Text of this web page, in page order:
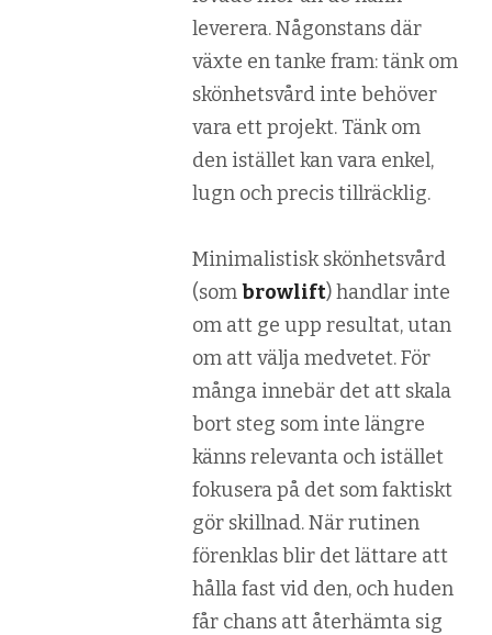
leverera. Någonstans där
växte en tanke fram: tänk om
skönhetsvård inte behöver
vara ett projekt. Tänk om
den istället kan vara enkel,
lugn och precis tillräcklig.
Minimalistisk skönhetsvård
(sombrowlift) handlar inte
om att ge upp resultat, utan
om att välja medvetet. För
många innebär det att skala
bort steg som inte längre
känns relevanta och istället
fokusera på det som faktiskt
gör skillnad. När rutinen
förenklas blir det lättare att
hålla fast vid den, och huden
får chans att återhämta sig